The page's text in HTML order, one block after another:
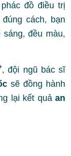
đồ điều trị
cách, bạn
đều màu,
, đội ngũ bác sĩ
sẽ đồng hành
lại kết quả an